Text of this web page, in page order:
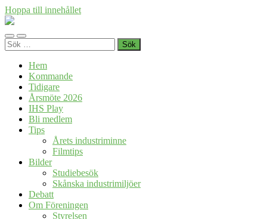
Hoppa till innehållet
Föreningen
i
Skåne
Slå
på/av
Slå
på/av
Sök
efter:
Hem
Kommande
Tidigare
Årsmöte 2026
IHS Play
Bli medlem
Tips
Årets industriminne
Filmtips
Bilder
Studiebesök
Skånska industrimiljöer
Debatt
Om Föreningen
Styrelsen